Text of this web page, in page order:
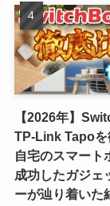
【2026年】
TP-Link Tapoを
自宅のスマート
成功したガジェ
ーが辿り着いた